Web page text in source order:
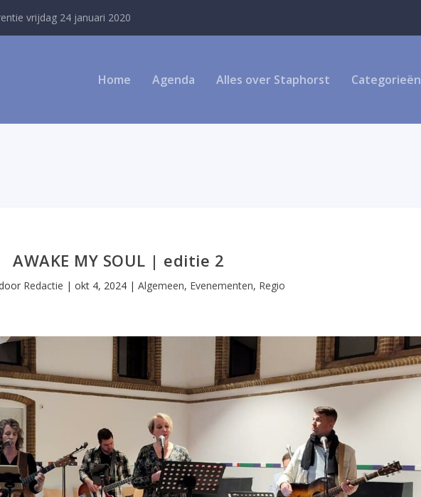
vrijdag 24 januari 2020
Home Agenda Alles over Staphorst Categorieën
AWAKE MY SOUL | editie 2
Redactie |okt 4, 2024 |Algemeen, Evenementen, Regio